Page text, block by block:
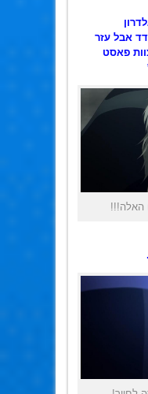
אבל עזר
פאסט
האלה!!!